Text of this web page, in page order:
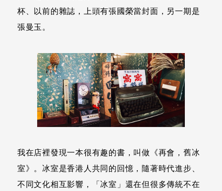
杯、以前的雜誌，上頭有張國榮當封面，另一期是
張曼玉。
我在店裡發現一本很有趣的書，叫做《再會，舊冰
室》。冰室是香港人共同的回憶，隨著時代進步、
不同文化相互影響，「冰室」還在但很多傳統不在